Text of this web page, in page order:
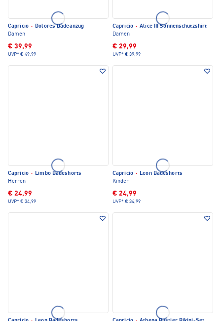
Capricio · Dolores Badeanzug
Damen
€ 39,99
UVP* € 49,99
Capricio · Alice III Sonnenschutzshirt
Damen
€ 29,99
UVP* € 39,99
Capricio · Limbo Badeshorts
Herren
€ 24,99
UVP* € 34,99
Capricio · Leon Badeshorts
Kinder
€ 24,99
UVP* € 34,99